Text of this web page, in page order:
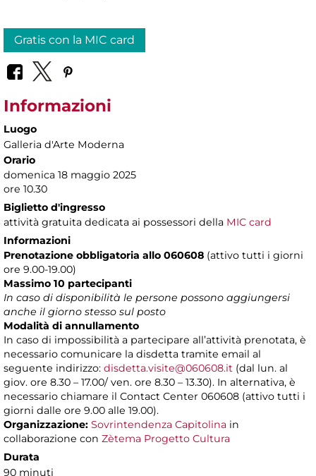
Gratis con la MIC card
Informazioni
Luogo
Galleria d'Arte Moderna
Orario
domenica 18 maggio 2025
ore 10.30
Biglietto d'ingresso
attività gratuita dedicata ai possessori della MIC card
Informazioni
Prenotazione obbligatoria allo 060608 (attivo tutti i giorni
ore 9.00-19.00)
Massimo 10 partecipanti
In caso di disponibilità le persone possono aggiungersi
anche il giorno stesso sul posto
Modalità di annullamento
In caso di impossibilità a partecipare all’attività prenotata, è
necessario comunicare la disdetta tramite email al
seguente indirizzo: disdetta.visite@060608.it (dal lun. al
giov. ore 8.30 – 17.00/ ven. ore 8.30 – 13.30). In alternativa, è
necessario chiamare il Contact Center 060608 (attivo tutti i
giorni dalle ore 9.00 alle 19.00).
Organizzazione: Sovrintendenza Capitolina in
collaborazione con Zètema Progetto Cultura
Durata
90 minuti